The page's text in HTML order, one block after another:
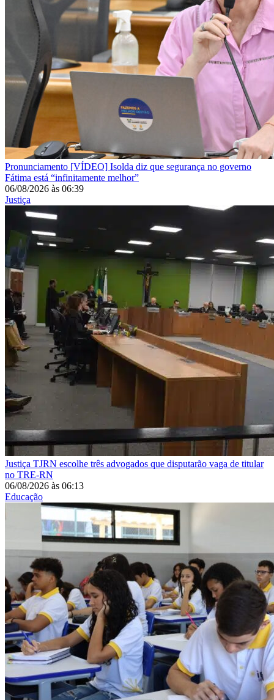
Pronunciamento [VÍDEO] Isolda diz que segurança no governo
Fátima está “infinitamente melhor”
06/08/2026 às 06:39
Justiça
Justiça TJRN escolhe três advogados que disputarão vaga de titular
no TRE-RN
06/08/2026 às 06:13
Educação